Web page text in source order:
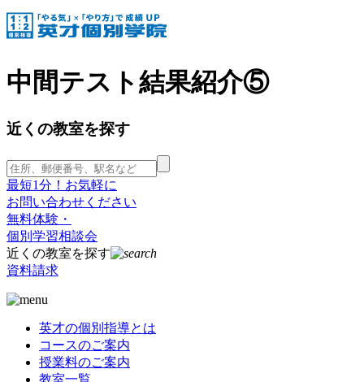
中間テスト結果紹介⑤
近くの教室を探す
最短1分！お気軽に
お問い合わせください
無料体験・
個別学習相談会
近くの教室を探す
資料請求
英才の個別指導とは
コースのご案内
授業料のご案内
教室一覧